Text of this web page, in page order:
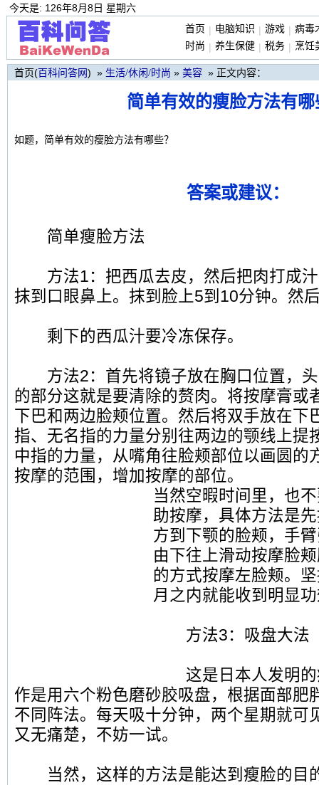
今天是: 126年8月8日 星期六
首页 | 电脑知识 | 游戏 | 病毒
时尚 | 养生保健 | 税务 | 烹饪
首页(百科问答网 ) » 生活/休闲/时尚 » 美容 » 正文内容：
简单有效的瘦脸方法有哪
如题，简单有效的瘦脸方法有哪些？
答案或建议：
简单瘦脸方法
方法1：把西瓜去皮，然后把肉打成汁
抹到口眼鼻上。抹到脸上5到10分钟。然
剩下的西瓜汁要冷冻保存。
方法2：首先将镜子放在胸口位置，头
的部分这就是要清除的赘肉。将按摩膏或
下巴和两边脸颊位置。然后将双手放在下
指、无名指的力量分别往两边的颚线上提
中指的力量，从嘴角往脸颊部位以画圆的
按摩的范围，增加按摩的部位。
当然空暇时间里，也
助按摩，具体方法是
方到下颚的脸颊，手
由下往上滑动按摩脸
的方式按摩左脸颊。
月之内就能收到明显
方法3：吸盘大法
这是日本人发明的
作是用六个粉色磨砂胶吸盘，根据面部肥
不同阵法。每天吸十分钟，两个星期就可
又无痛楚，不妨一试。
当然，这样的方法是能达到瘦脸的目